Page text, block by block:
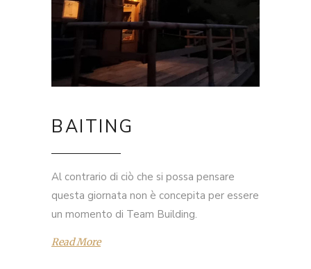
BAITING
Al contrario di ciò che si possa pensare
questa giornata non è concepita per essere
un momento di Team Building.
Read More